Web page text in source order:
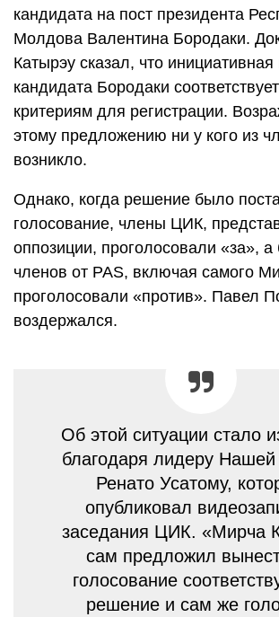
кандидата на пост президента
Молдова Валентина Бородаки.
Катырэу сказал, что инициативная
кандидата Бородаки
критериям для регистрации.
этому предложению ни у кого из
возникло.
Однако, когда решение было
голосование, члены ЦИК,
оппозиции, проголосовали «за»,
членов от PAS, включая самого
проголосовали «против». Павел
воздержался.
Об этой ситуации стало
благодаря лидеру
Ренато Усатому,
опубликовал
заседания ЦИК. «Мирча
сам предложил
голосование
решение и сам же